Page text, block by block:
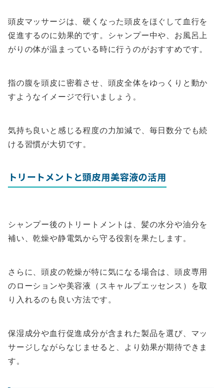
頭皮マッサージは、硬くなった頭皮をほぐして血行を
促進するのに効果的です。シャンプー中や、お風呂上
がりの体が温まっている時に行うのがおすすめです。
指の腹を頭皮に密着させ、頭皮全体をゆっくりと動か
すようなイメージで行いましょう。
気持ち良いと感じる程度の力加減で、毎日数分でも続
ける習慣が大切です。
トリートメントと頭皮用美容液の活用
シャンプー後のトリートメントは、髪の水分や油分を
補い、乾燥や静電気から守る役割を果たします。
さらに、頭皮の乾燥が特に気になる場合は、頭皮専用
のローションや美容液（スキャルプエッセンス）を取
り入れるのも良い方法です。
保湿成分や血行促進成分が含まれた製品を選び、マッ
サージしながらなじませると、より効果が期待できま
す。